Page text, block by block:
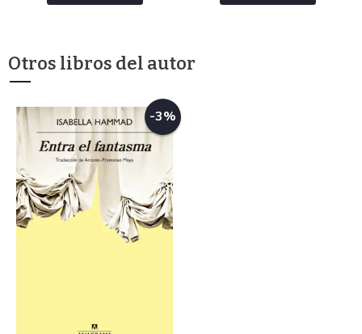
Otros libros del autor
-3%